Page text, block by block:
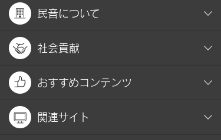
民音について
社会貢献
おすすめコンテンツ
関連サイト